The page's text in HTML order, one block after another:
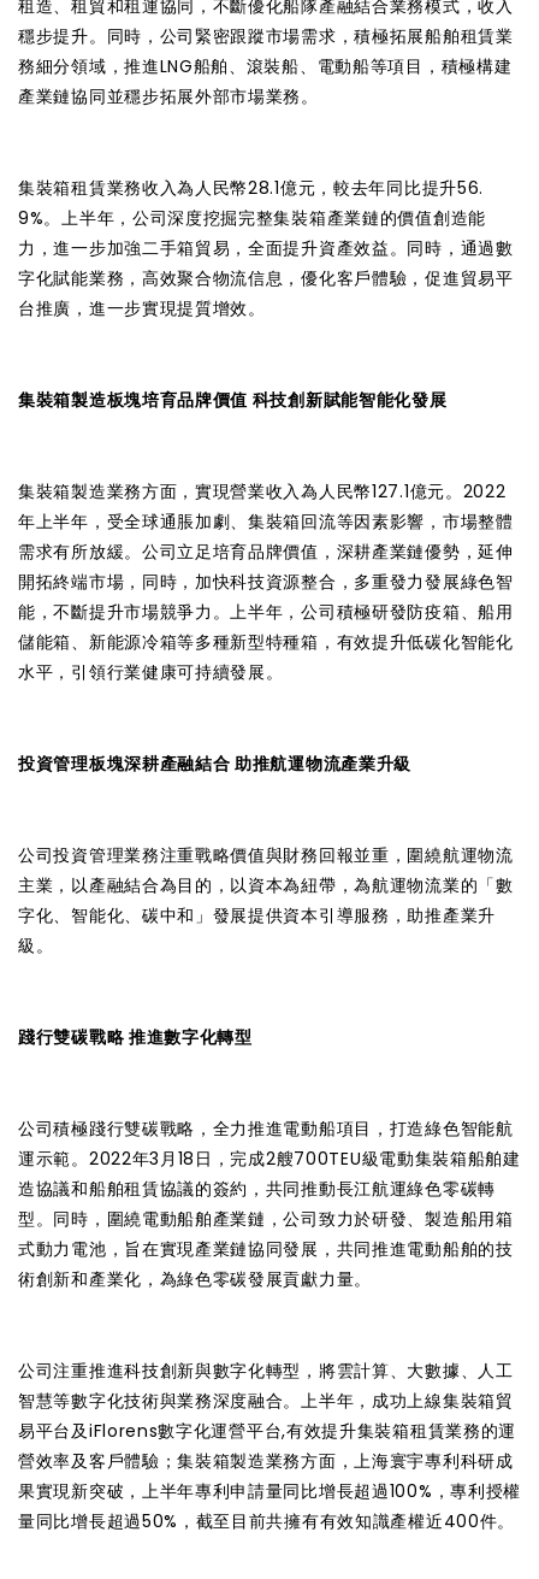
租造、租貿和租運協同，不斷優化船隊產融結合業務模式，收入
穩步提升。同時，公司緊密跟蹤市場需求，積極拓展船舶租賃業
務細分領域，推進LNG船舶、滾裝船、電動船等項目，積極構建
產業鏈協同並穩步拓展外部市場業務。
集裝箱租賃業務收入為人民幣28.1億元，較去年同比提升56.
9%。上半年，公司深度挖掘完整集裝箱產業鏈的價值創造能
力，進一步加強二手箱貿易，全面提升資產效益。同時，通過數
字化賦能業務，高效聚合物流信息，優化客戶體驗，促進貿易平
台推廣，進一步實現提質增效。
集裝箱製造板塊培育品牌價值 科技創新賦能智能化發展
集裝箱製造業務方面，實現營業收入為人民幣127.1億元。2022
年上半年，受全球通脹加劇、集裝箱回流等因素影響，市場整體
需求有所放緩。公司立足培育品牌價值，深耕產業鏈優勢，延伸
開拓終端市場，同時，加快科技資源整合，多重發力發展綠色智
能，不斷提升市場競爭力。上半年，公司積極研發防疫箱、船用
儲能箱、新能源冷箱等多種新型特種箱，有效提升低碳化智能化
水平，引領行業健康可持續發展。
投資管理板塊深耕產融結合 助推航運物流產業升級
公司投資管理業務注重戰略價值與財務回報並重，圍繞航運物流
主業，以產融結合為目的，以資本為紐帶，為航運物流業的「數
字化、智能化、碳中和」發展提供資本引導服務，助推產業升
級。
踐行雙碳戰略 推進數字化轉型
公司積極踐行雙碳戰略，全力推進電動船項目，打造綠色智能航
運示範。2022年3月18日，完成2艘700TEU級電動集裝箱船舶建
造協議和船舶租賃協議的簽約，共同推動長江航運綠色零碳轉
型。同時，圍繞電動船舶產業鏈，公司致力於研發、製造船用箱
式動力電池，旨在實現產業鏈協同發展，共同推進電動船舶的技
術創新和產業化，為綠色零碳發展貢獻力量。
公司注重推進科技創新與數字化轉型，將雲計算、大數據、人工
智慧等數字化技術與業務深度融合。上半年，成功上線集裝箱貿
易平台及iFlorens數字化運營平台,有效提升集裝箱租賃業務的運
營效率及客戶體驗；集裝箱製造業務方面，上海寰宇專利科研成
果實現新突破，上半年專利申請量同比增長超過100%，專利授權
量同比增長超過50%，截至目前共擁有有效知識產權近400件。